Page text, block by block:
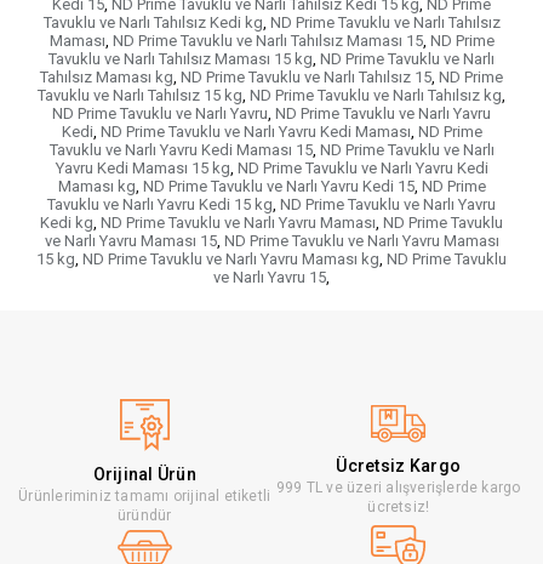
Kedi 15 ND Prime Tavuklu ve Narlı Tahılsız Kedi 15 kg ND Prime
Tavuklu ve Narlı Tahılsız Kedi kg ND Prime Tavuklu ve Narlı Tahılsız
Maması ND Prime Tavuklu ve Narlı Tahılsız Maması 15, ND Prime
Tavuklu ve Narlı Tahılsız Maması 15 kg ND Prime Tavuklu ve Narlı
Tahılsız Maması kg ND Prime Tavuklu ve Narlı Tahılsız 15 ND Prime
Tavuklu ve Narlı Tahılsız 15 kg ND Prime Tavuklu ve Narlı Tahılsız kg
ND Prime Tavuklu ve Narlı Yavru ND Prime Tavuklu ve Narlı Yavru
Kedi ND Prime Tavuklu ve Narlı Yavru Kedi Maması ND Prime
Tavuklu ve Narlı Yavru Kedi Maması 15, ND Prime Tavuklu ve Narlı
Yavru Kedi Maması 15 kg ND Prime Tavuklu ve Narlı Yavru Kedi
Maması kg ND Prime Tavuklu ve Narlı Yavru Kedi 15, ND Prime
Tavuklu ve Narlı Yavru Kedi 15 kg ND Prime Tavuklu ve Narlı Yavru
Kedi kg ND Prime Tavuklu ve Narlı Yavru Maması ND Prime Tavuklu
ve Narlı Yavru Maması 15, ND Prime Tavuklu ve Narlı Yavru Maması
15 kg ND Prime Tavuklu ve Narlı Yavru Maması kg ND Prime Tavuklu
ve Narlı Yavru 15
Orijinal Ürün
Ürünleriminiz tamamı orijinal etiketli
üründür
Ücretsiz Kargo
999 TL ve üzeri alışverişlerde kargo
ücretsiz!